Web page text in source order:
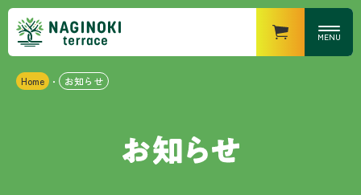
MENU
：11時〜15時（14時半
LO）
：17時〜21時（20時半
LO）
Home ・ お知らせ